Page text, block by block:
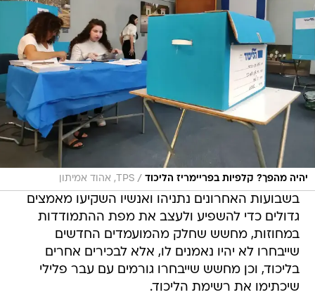
יהיה מהפך? קלפיות בפריימריז הליכוד / TPS, אהוד אמיתון
בשבועות האחרונים נתניהו ואנשיו השקיעו מאמצים
גדולים כדי להשפיע ולעצב את מפת ההתמודדות
במחוזות, מחשש שחלק מהמועמדים החדשים
שייבחרו לא יהיו נאמנים לו, אלא לבכירים אחרים
בליכוד, וכן מחשש שייבחרו גורמים עם עבר פלילי
שיכתימו את רשימת הליכוד.